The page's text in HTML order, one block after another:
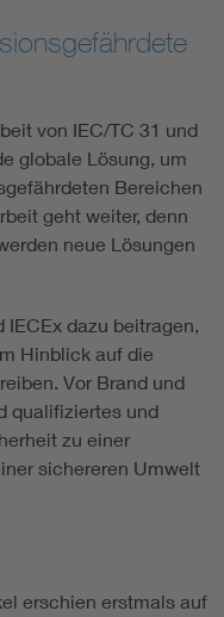
von IEC/TC 31 und
globale Lösung, um
Bereichen
geht weiter, denn
neue Lösungen
IECEx dazu beitragen,
Hinblick auf die
Vor Brand und
qualifiziertes und
zu einer
sichereren Umwelt
erschien erstmals auf